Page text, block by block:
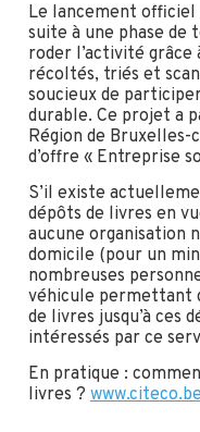
Le lancement officiel
suite à une phase de
roder l’activité
récoltés, triés et
soucieux de
durable. Ce projet a
Région de Bruxelles-
d’offre « Entreprise
S’il existe
dépôts de livres en
aucune organisation
domicile (pour un
nombreuses
véhicule permettant
de livres jusqu’à ces
intéressés par ce
En pratique :
livres ?